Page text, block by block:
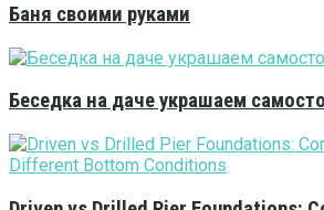
Баня своими руками
Беседка на даче украшаем